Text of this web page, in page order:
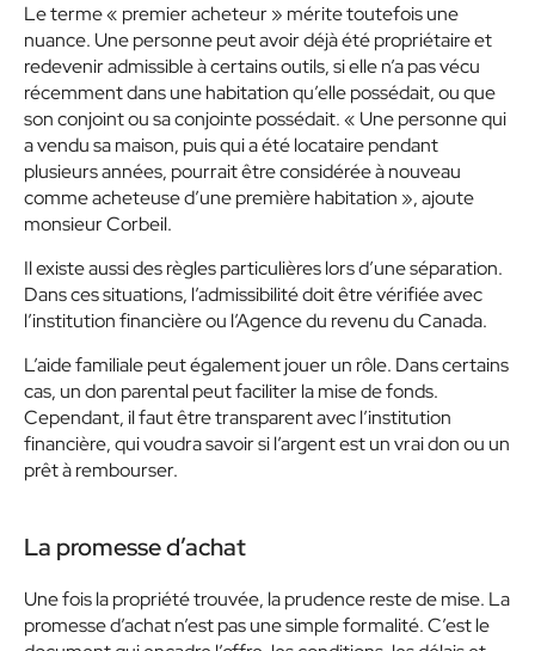
Le terme « premier acheteur » mérite toutefois une
nuance. Une personne peut avoir déjà été propriétaire et
redevenir admissible à certains outils, si elle n’a pas vécu
récemment dans une habitation qu’elle possédait, ou que
son conjoint ou sa conjointe possédait. « Une personne qui
a vendu sa maison, puis qui a été locataire pendant
plusieurs années, pourrait être considérée à nouveau
comme acheteuse d’une première habitation », ajoute
monsieur Corbeil.
Il existe aussi des règles particulières lors d’une séparation.
Dans ces situations, l’admissibilité doit être vérifiée avec
l’institution financière ou l’Agence du revenu du Canada.
L’aide familiale peut également jouer un rôle. Dans certains
cas, un don parental peut faciliter la mise de fonds.
Cependant, il faut être transparent avec l’institution
financière, qui voudra savoir si l’argent est un vrai don ou un
prêt à rembourser.
La promesse d’achat
Une fois la propriété trouvée, la prudence reste de mise. La
promesse d’achat n’est pas une simple formalité. C’est le